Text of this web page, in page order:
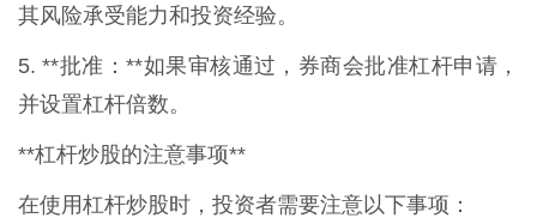
其风险承受能力和投资经验。
5. **批准：**如果审核通过，券商会批准杠杆申请，
并设置杠杆倍数。
**杠杆炒股的注意事项**
在使用杠杆炒股时，投资者需要注意以下事项：